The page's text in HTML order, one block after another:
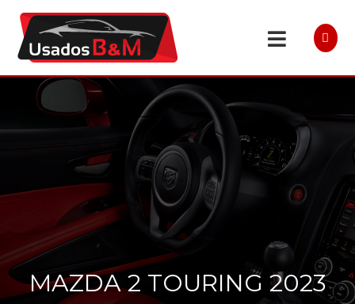
MAZDA 2 TOURING 2023